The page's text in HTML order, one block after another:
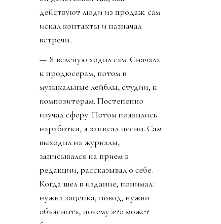
действуют люди из продаж: сам
искал контакты и назначал
встречи.
— Я вслепую ходил сам. Сначала
к продюсерам, потом в
музыкальные лейблы, студии, к
композиторам. Постепенно
изучал сферу. Потом появились
наработки, я записал песни. Сам
выходил на журналы,
записывался на прием в
редакции, рассказывал о себе.
Когда шел в издание, понимал:
нужна зацепка, повод, нужно
объяснить, почему это может